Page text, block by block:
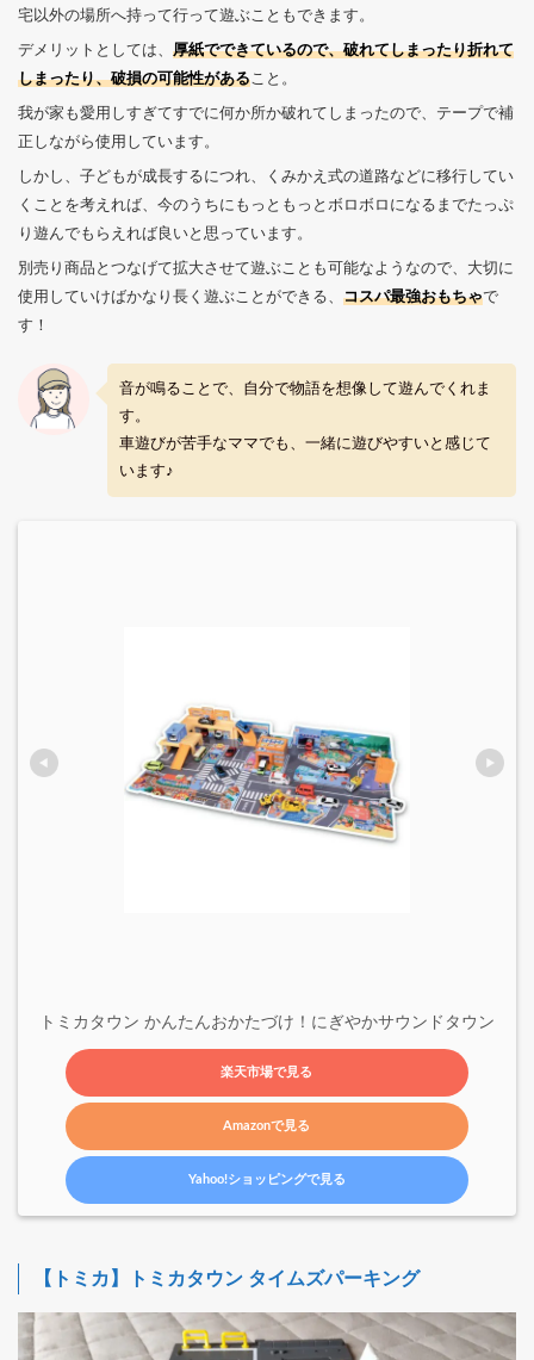
宅以外の場所へ持って行って遊ぶこともできます。
デメリットとしては、 厚紙でできているので、破れてしまったり折れて
しまったり、破損の可能性があること。
我が家も愛用しすぎてすでに何か所か破れてしまったので、テープで補
正しながら使用しています。
しかし、子どもが成長するにつれ、くみかえ式の道路などに移行してい
くことを考えれば、今のうちにもっともっとボロボロになるまでたっぷ
り遊んでもらえれば良いと思っています。
別売り商品とつなげて拡大させて遊ぶことも可能なようなので、大切に
使用していけばかなり長く遊ぶことができる、 コスパ最強おもちゃで
す！
音が鳴ることで、自分で物語を想像して遊んでくれま
す。
車遊びが苦手なママでも、一緒に遊びやすいと感じて
います♪
トミカタウン かんたんおかたづけ！にぎやかサウンドタウン
楽天市場で見る
Amazonで見る
Yahoo!ショッピングで見る
【トミカ】トミカタウン タイムズパーキング